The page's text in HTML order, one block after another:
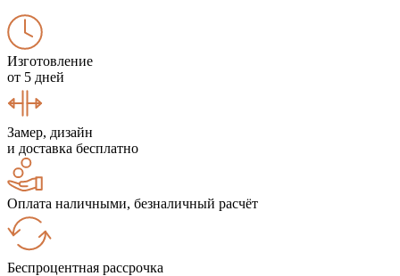
Изготовление
от 5 дней
Замер, дизайн
и доставка бесплатно
Оплата наличными, безналичный расчёт
Беспроцентная рассрочка